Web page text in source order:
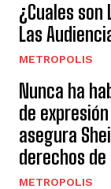
¿Cuales son
Las
METROPOLIS
Nunca ha
de
asegura
derechos
METROPOLIS